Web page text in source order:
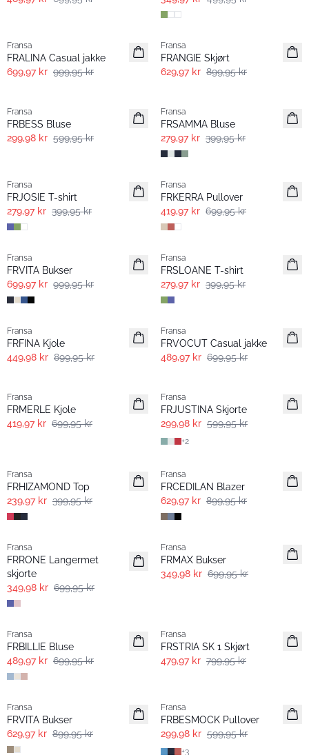
Fransa
FRALINA Casual jakke
699,97 kr 999,95 kr
-30%
Fransa
FRANGIE Skjørt
629,97 kr 899,95 kr
Fransa
FRBESS Bluse
299,98 kr 599,95 kr
Fransa
FRSAMMA Bluse
279,97 kr 399,95 kr
Extended size
Fransa
FRJOSIE T-shirt
279,97 kr 399,95 kr
- 40% | Salg
Fransa
FRKERRA Pullover
419,97 kr 699,95 kr
-30%
Fransa
FRVITA Bukser
699,97 kr 999,95 kr
Extended size
-30%
Fransa
FRSLOANE T-shirt
279,97 kr 399,95 kr
- 50%
Fransa
FRFINA Kjole
449,98 kr 899,95 kr
-30%
Fransa
FRVOCUT Casual jakke
489,97 kr 699,95 kr
Extended size
Fransa
FRMERLE Kjole
419,97 kr 699,95 kr
Fransa
FRJUSTINA Skjorte
299,98 kr 599,95 kr
+2
Fransa
FRHIZAMOND Top
239,97 kr 399,95 kr
Fransa
FRCEDILAN Blazer
629,97 kr 899,95 kr
- 50%
Fransa
FRRONE Langermet
skjorte
349,98 kr 699,95 kr
- 50%
Fransa
FRMAX Bukser
349,98 kr 699,95 kr
-30%
Fransa
FRBILLIE Bluse
489,97 kr 699,95 kr
Fransa
FRSTRIA SK 1 Skjørt
479,97 kr 799,95 kr
-30%
Fransa
FRVITA Bukser
629,97 kr 899,95 kr
Fransa
FRBESMOCK Pullover
299,98 kr 599,95 kr
+3